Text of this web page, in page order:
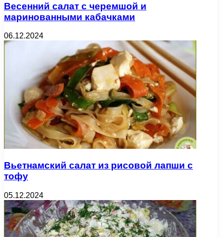
Весенний салат с черемшой и
маринованными кабачками
06.12.2024
Вьетнамский салат из рисовой лапши с
тофу
05.12.2024